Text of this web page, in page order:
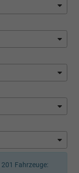
201 Fahrzeuge: